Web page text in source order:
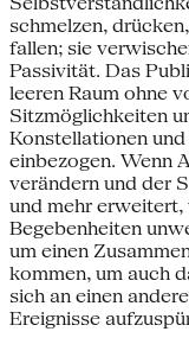
schmelzen,
fallen; sie
Passivität. Das
leeren Raum ohne
Sitzmöglichkeiten
Konstellationen
einbezogen. Wenn
verändern und der
und mehr erweitert,
Begebenheiten
um einen
kommen, um auch
sich an einen
Ereignisse